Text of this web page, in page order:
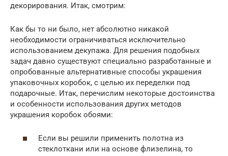
декорирования. Итак, смотрим:
Как бы то ни было, нет абсолютно никакой
необходимости ограничиваться исключительно
использованием декупажа. Для решения подобных
задач давно существуют специально разработанные и
опробованные альтернативные способы украшения
упаковочных коробок, с целью их переделки под
подарочные. Итак, перечислим некоторые достоинства
и особенности использования других методов
украшения коробок обоями:
Если вы решили применить полотна из
стеклоткани или на основе флизелина, то